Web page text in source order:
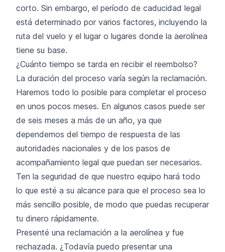
corto. Sin embargo, el período de caducidad legal
está determinado por varios factores, incluyendo la
ruta del vuelo y el lugar o lugares donde la aerolínea
tiene su base.
¿Cuánto tiempo se tarda en recibir el reembolso?
La duración del proceso varía según la reclamación.
Haremos todo lo posible para completar el proceso
en unos pocos meses. En algunos casos puede ser
de seis meses a más de un año, ya que
dependemos del tiempo de respuesta de las
autoridades nacionales y de los pasos de
acompañamiento legal que puedan ser necesarios.
Ten la seguridad de que nuestro equipo hará todo
lo que esté a su alcance para que el proceso sea lo
más sencillo posible, de modo que puedas recuperar
tu dinero rápidamente.
Presenté una reclamación a la aerolínea y fue
rechazada. ¿Todavía puedo presentar una